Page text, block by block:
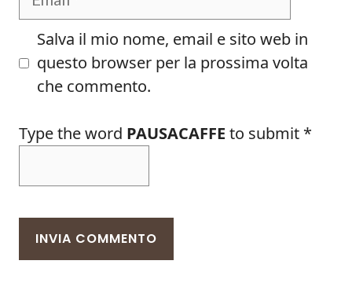
Salva il mio nome, email e sito web in
questo browser per la prossima volta
che commento.
Type the word PAUSACAFFE to submit *